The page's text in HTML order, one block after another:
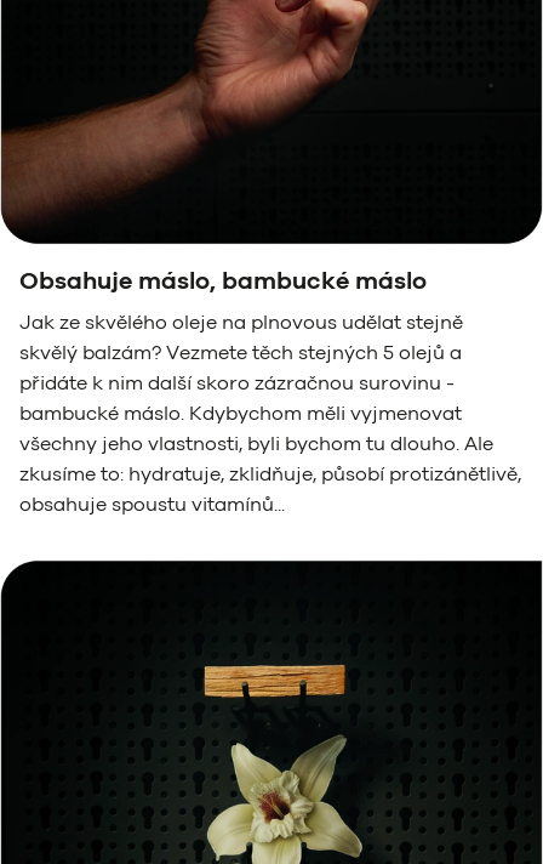
Obsahuje máslo, bambucké máslo
Jak ze skvělého oleje na plnovous udělat stejně
skvělý balzám? Vezmete těch stejných 5 olejů a
přidáte k nim další skoro zázračnou surovinu -
bambucké máslo. Kdybychom měli vyjmenovat
všechny jeho vlastnosti, byli bychom tu dlouho. Ale
zkusíme to: hydratuje, zklidňuje, působí protizánětlivě,
obsahuje spoustu vitamínů...